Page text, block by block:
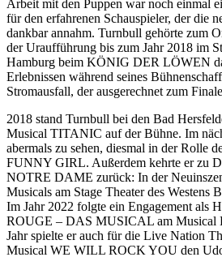
Arbeit mit den Puppen war noch einmal
für den erfahrenen Schauspieler, der die
dankbar annahm. Turnbull gehörte zum
der Uraufführung bis zum Jahr 2018 im
Hamburg beim KÖNIG DER LÖWEN
Erlebnissen während seines
Stromausfall, der ausgerechnet zum
2018 stand Turnbull bei den Bad
Musical TITANIC auf der Bühne. Im
abermals zu sehen, diesmal in der Rolle
FUNNY GIRL. Außerdem kehrte er zu
NOTRE DAME zurück: In der
Musicals am Stage Theater des Westens
Im Jahr 2022 folgte ein Engagement als
ROUGE – DAS MUSICAL am Musical
Jahr spielte er auch für die Live Nation
Musical WE WILL ROCK YOU den